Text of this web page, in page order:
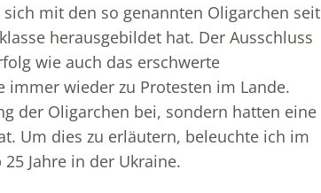
mit den so genannten Oligarchen seit
herausgebildet hat. Der Ausschluss
wie auch das erschwerte
wieder zu Protesten im Lande.
der Oligarchen bei, sondern hatten eine
Um dies zu erläutern, beleuchte ich im
Jahre in der Ukraine.